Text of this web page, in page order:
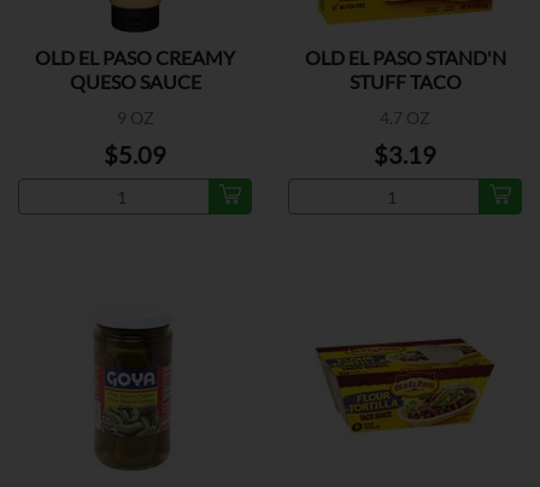
OLD EL PASO CREAMY
QUESO SAUCE
9 OZ
$5.09
OLD EL PASO STAND'N
STUFF TACO
4.7 OZ
$3.19